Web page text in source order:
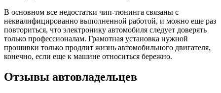
В основном все недостатки чип-тюнинга связаны с
неквалифицированно выполненной работой, и можно еще раз
повториться, что электронику автомобиля следует доверять
только профессионалам. Грамотная установка нужной
прошивки только продлит жизнь автомобильного двигателя,
конечно, если еще к машине относиться бережно.
Отзывы автовладельцев